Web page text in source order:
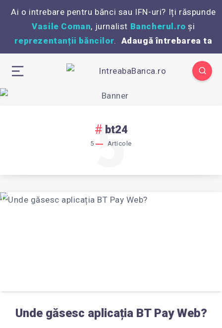
Ai o intrebare pentru bănci sau IFN-uri? Iți răspunde
Vasile Coman, jurnalist Bancherul.ro și
reprezentanții băncilor. Adaugă întrebarea ta
bt24
5 Articole
5
Unde găsesc aplicația BT Pay Web?